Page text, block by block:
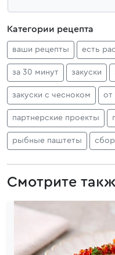
Категории рецепта
ваши рецепты есть
за 30 минут закуски
закуски с чесноком от
партнерские проекты
рыбные паштеты
Смотрите